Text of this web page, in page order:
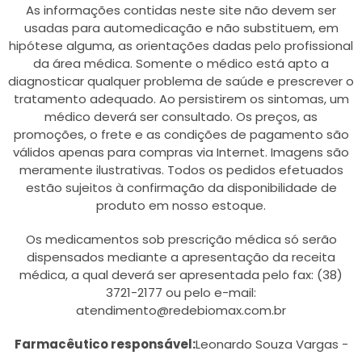
As informações contidas neste site não devem ser
usadas para automedicação e não substituem, em
hipótese alguma, as orientações dadas pelo profissional
da área médica. Somente o médico está apto a
diagnosticar qualquer problema de saúde e prescrever o
tratamento adequado. Ao persistirem os sintomas, um
médico deverá ser consultado. Os preços, as
promoções, o frete e as condições de pagamento são
válidos apenas para compras via Internet. Imagens são
meramente ilustrativas. Todos os pedidos efetuados
estão sujeitos à confirmação da disponibilidade de
produto em nosso estoque.
Os medicamentos sob prescrição médica só serão
dispensados mediante a apresentação da receita
médica, a qual deverá ser apresentada pelo fax: (38)
3721-2177 ou pelo e-mail:
atendimento@redebiomax.com.br
Farmacêutico responsável:Leonardo Souza Vargas -